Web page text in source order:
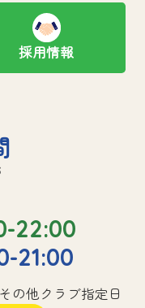
採用情報
22:00
21:00
の他クラブ指定日